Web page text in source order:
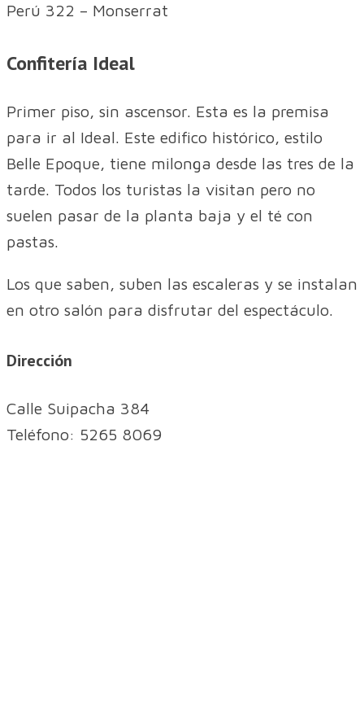
Perú 322 – Monserrat
Confitería Ideal
Primer piso, sin ascensor. Esta es la premisa
para ir al Ideal. Este edifico histórico, estilo
Belle Epoque, tiene milonga desde las tres de la
tarde. Todos los turistas la visitan pero no
suelen pasar de la planta baja y el té con
pastas.
Los que saben, suben las escaleras y se instalan
en otro salón para disfrutar del espectáculo.
Dirección
Calle Suipacha 384
Teléfono: 5265 8069